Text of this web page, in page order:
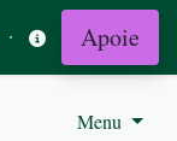
· Apoie
Menu